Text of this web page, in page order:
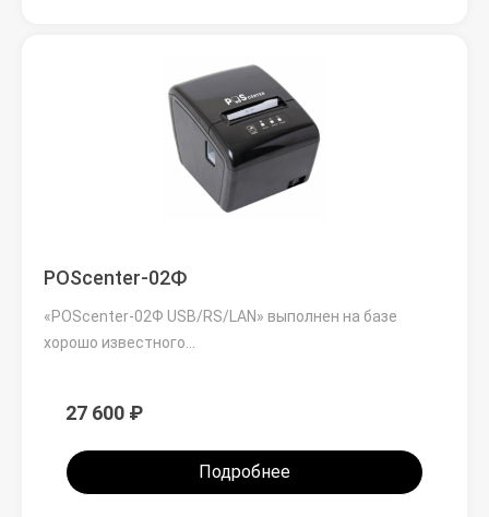
POScenter-02Ф
«POScenter-02Ф USB/RS/LAN» выполнен на базе
хорошо известного…
27 600 ₽
Подробнее